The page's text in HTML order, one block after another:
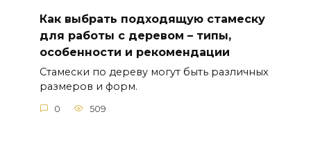
Как выбрать подходящую стамеску
для работы с деревом – типы,
особенности и рекомендации
Стамески по дереву могут быть различных
размеров и форм.
0 509